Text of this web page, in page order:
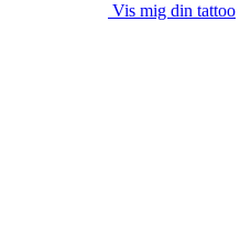
Vis mig din tattoo